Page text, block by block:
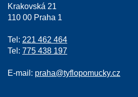
Krakovská 21
110 00 Praha 1
Tel: 221 462 464
Tel: 775 438 197
E-mail: praha@tyflopomucky.cz